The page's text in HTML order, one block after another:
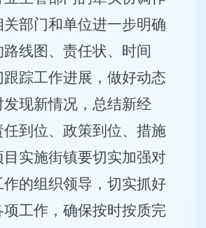
关部门和单位进一步明确
线图、责任状、时间
踪工作进展，做好动态
现新情况，总结新经
到位、政策到位、措施
实施街镇要切实加强对
的组织领导，切实抓好
工作，确保按时按质完